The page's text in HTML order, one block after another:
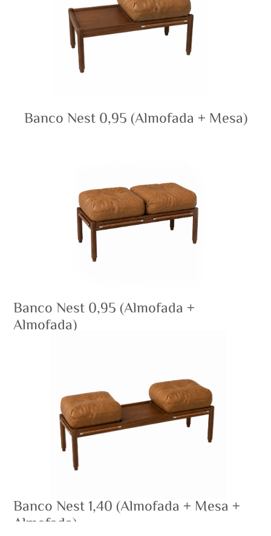
Banco Nest 0,95 (Almofada + Mesa)
Banco Nest 0,95 (Almofada +
Almofada)
Banco Nest 1,40 (Almofada + Mesa +
Almofada)